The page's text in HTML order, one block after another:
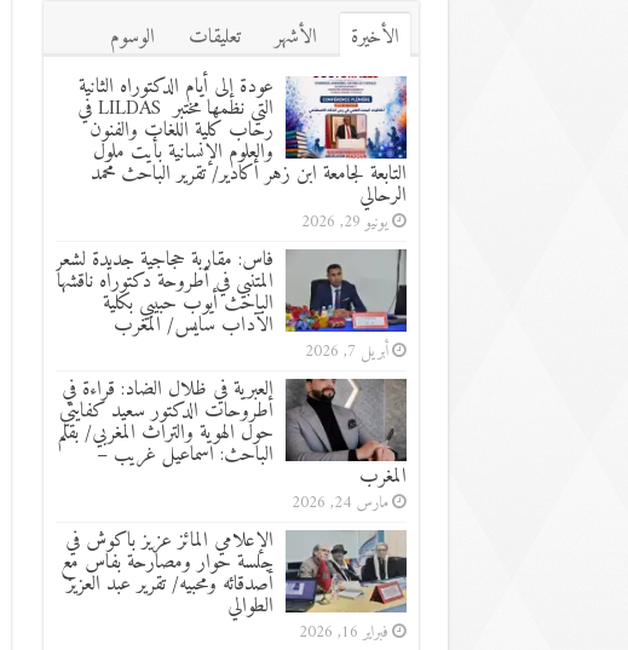
الأخيرة الأشهر تعليقات
الوسوم
عودة إلى أيام الدكتوراه الثانية
التي نظمها مختبر LILDAS في
رحاب كلية اللغات والفنون
والعلوم الإنسانية بأيت ملول
التابعة لجامعة ابن زهر أكادير/ تقرير الباحث محمد
الرحالي
يونيو 29, 2026
فاس: مقاربة حجاجية جديدة لشعر
المتنبي في أطروحة دكتوراه ناقشها
الباحث أيوب حبيبي بكلية
الآداب سايس/ المغرب
أبريل 7, 2026
العبرية في ظلال الضاد: قراءة في
أطروحات الدكتور سعيد كفايتي
حول الهوية والتراث المغربي/ بقلم
الباحث: اسماعيل غريب –
المغرب
مارس 24, 2026
الإعلامي المائز عزيز باكوش في
جلسة حوار ومصارحة بفاس مع
أصدقائه ومحبيه/ تقرير عبد العزيز
الطوالي
فبراير 16, 2026